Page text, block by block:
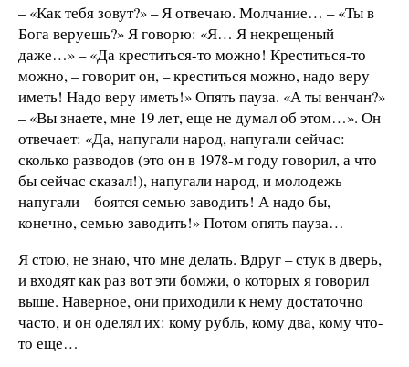
– «Как тебя зовут?» – Я отвечаю. Молчание… – «Ты в
Бога веруешь?» Я говорю: «Я… Я некрещеный
даже…» – «Да креститься-то можно! Креститься-то
можно, – говорит он, – креститься можно, надо веру
иметь! Надо веру иметь!» Опять пауза. «А ты венчан?»
– «Вы знаете, мне 19 лет, еще не думал об этом…». Он
отвечает: «Да, напугали народ, напугали сейчас:
сколько разводов (это он в 1978-м году говорил, а что
бы сейчас сказал!), напугали народ, и молодежь
напугали – боятся семью заводить! А надо бы,
конечно, семью заводить!» Потом опять пауза…
Я стою, не знаю, что мне делать. Вдруг – стук в дверь,
и входят как раз вот эти бомжи, о которых я говорил
выше. Наверное, они приходили к нему достаточно
часто, и он оделял их: кому рубль, кому два, кому что-
то еще…